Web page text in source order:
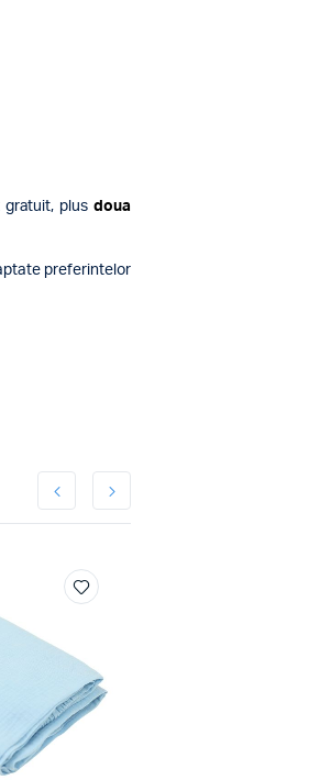
gratuit, plusdoua
preferintelor